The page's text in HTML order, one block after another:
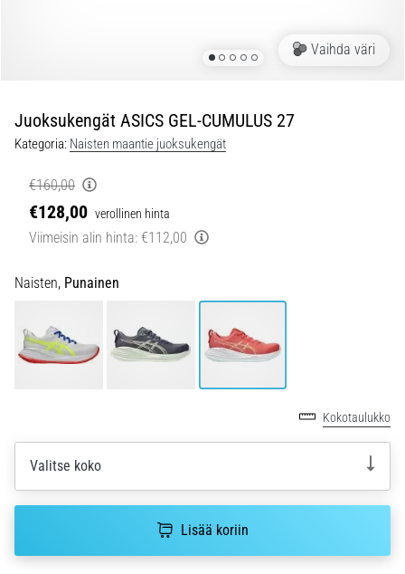
Käytännössä
sukkulajuoksu
nopeutta,
ketteryyttä
suunnanmuutoksia.
se
oikein,
missä
sitä…
Juoksijan
polvi:
hoito
Vaihda väri
Juoksukengät ASICS GEL-CUMULUS 27
Kategoria: Naisten maantie juoksukengät
€160,00
€128,00 verollinen hinta
Viimeisin alin hinta: €112,00
Naisten, Punainen
Kokotaulukko
Valitse koko
Lisää koriin